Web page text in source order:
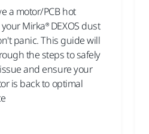
a motor/PCB hot
Mirka® DEXOS dust
panic. This guide will
the steps to safely
and ensure your
is back to optimal